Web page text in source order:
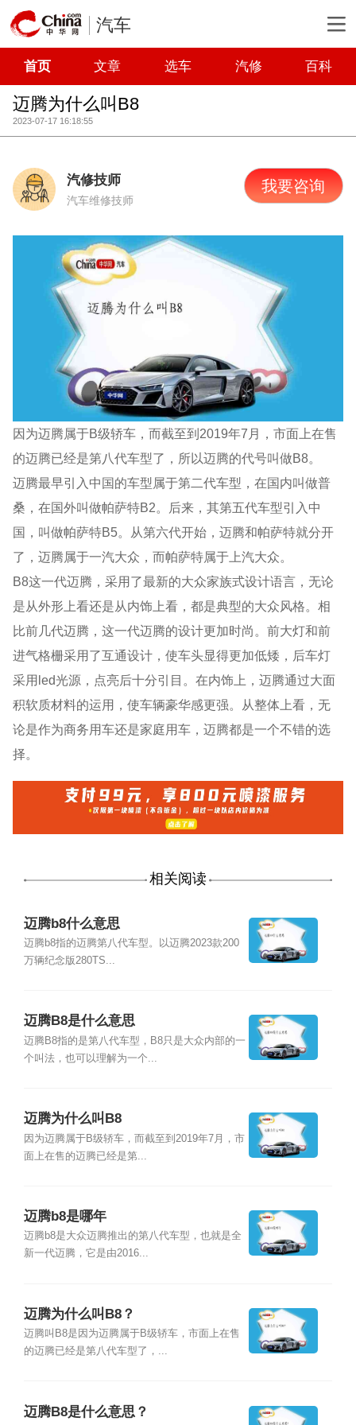
汽车
首页 文章 选车 汽修 百科
迈腾为什么叫B8
2023-07-17 16:18:55
汽修技师
汽车维修技师
我要咨询
因为迈腾属于B级轿车，而截至到2019年7月，市面上在售
的迈腾已经是第八代车型了，所以迈腾的代号叫做B8。
迈腾最早引入中国的车型属于第二代车型，在国内叫做普
桑，在国外叫做帕萨特B2。后来，其第五代车型引入中
国，叫做帕萨特B5。从第六代开始，迈腾和帕萨特就分开
了，迈腾属于一汽大众，而帕萨特属于上汽大众。
B8这一代迈腾，采用了最新的大众家族式设计语言，无论
是从外形上看还是从内饰上看，都是典型的大众风格。相
比前几代迈腾，这一代迈腾的设计更加时尚。前大灯和前
进气格栅采用了互通设计，使车头显得更加低矮，后车灯
采用led光源，点亮后十分引目。在内饰上，迈腾通过大面
积软质材料的运用，使车辆豪华感更强。从整体上看，无
论是作为商务用车还是家庭用车，迈腾都是一个不错的选
择。
相关阅读
迈腾b8什么意思
迈腾b8指的迈腾第八代车型。以迈腾2023款200
万辆纪念版280TS...
迈腾B8是什么意思
迈腾B8指的是第八代车型，B8只是大众内部的一
个叫法，也可以理解为一个...
迈腾为什么叫B8
因为迈腾属于B级轿车，而截至到2019年7月，市
面上在售的迈腾已经是第...
迈腾b8是哪年
迈腾b8是大众迈腾推出的第八代车型，也就是全
新一代迈腾，它是由2016...
迈腾为什么叫B8？
迈腾叫B8是因为迈腾属于B级轿车，市面上在售
的迈腾已经是第八代车型了，...
迈腾B8是什么意思？